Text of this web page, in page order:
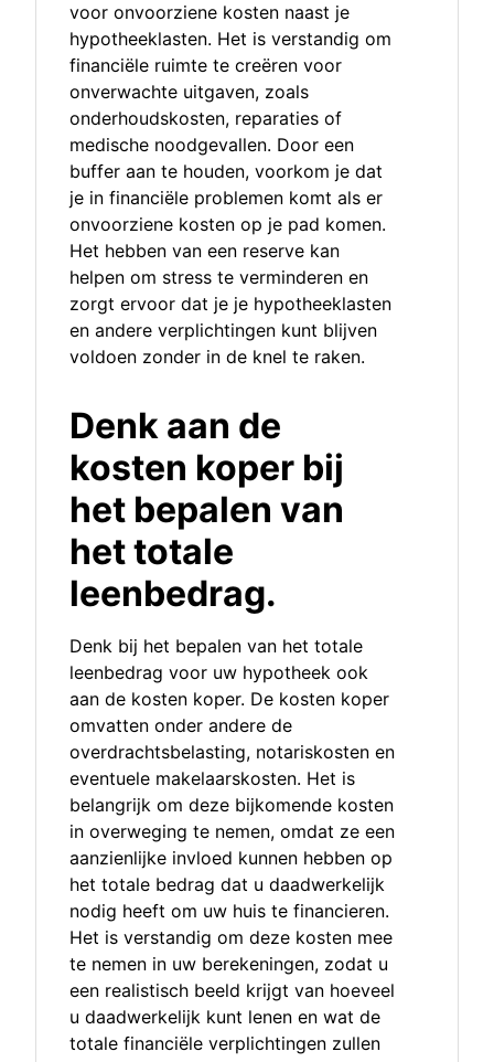
voor onvoorziene kosten naast je
hypotheeklasten. Het is verstandig om
financiële ruimte te creëren voor
onverwachte uitgaven, zoals
onderhoudskosten, reparaties of
medische noodgevallen. Door een
buffer aan te houden, voorkom je dat
je in financiële problemen komt als er
onvoorziene kosten op je pad komen.
Het hebben van een reserve kan
helpen om stress te verminderen en
zorgt ervoor dat je je hypotheeklasten
en andere verplichtingen kunt blijven
voldoen zonder in de knel te raken.
Denk aan de
kosten koper bij
het bepalen van
het totale
leenbedrag.
Denk bij het bepalen van het totale
leenbedrag voor uw hypotheek ook
aan de kosten koper. De kosten koper
omvatten onder andere de
overdrachtsbelasting, notariskosten en
eventuele makelaarskosten. Het is
belangrijk om deze bijkomende kosten
in overweging te nemen, omdat ze een
aanzienlijke invloed kunnen hebben op
het totale bedrag dat u daadwerkelijk
nodig heeft om uw huis te financieren.
Het is verstandig om deze kosten mee
te nemen in uw berekeningen, zodat u
een realistisch beeld krijgt van hoeveel
u daadwerkelijk kunt lenen en wat de
totale financiële verplichtingen zullen